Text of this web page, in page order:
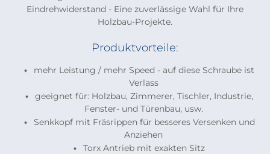
Eindrehwiderstand - Eine zuverlässige Wahl für Ihre
Holzbau-Projekte.
Produktvorteile:
mehr Leistung / mehr Speed - auf diese Schraube ist
Verlass
geeignet für: Holzbau, Zimmerer, Tischler, Industrie,
Fenster- und Türenbau, usw.
Senkkopf mit Fräsrippen für besseres Versenken und
Anziehen
Torx Antrieb mit exakten Sitz